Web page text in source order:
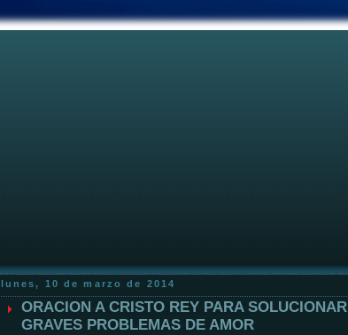
lunes, 10 de marzo de 2014
ORACION A CRISTO REY PARA SOLUCIONAR
GRAVES PROBLEMAS DE AMOR